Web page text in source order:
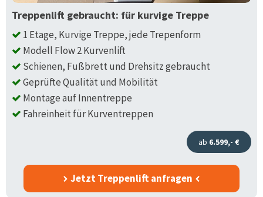
Treppenlift gebraucht: für kurvige Treppe
1 Etage, Kurvige Treppe, jede Trepenform
Modell Flow 2 Kurvenlift
Schienen, Fußbrett und Drehsitz gebraucht
Geprüfte Qualität und Mobilität
Montage auf Innentreppe
Fahreinheit für Kurventreppen
ab 6.599,- €
Jetzt Treppenlift anfragen